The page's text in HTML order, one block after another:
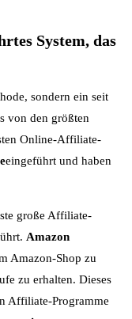
System, das
sondern ein seit
von den größten
Online-Affiliate-
eingeführt und haben
große Affiliate-
Amazon
Amazon-Shop zu
zu erhalten. Dieses
Affiliate-Programme